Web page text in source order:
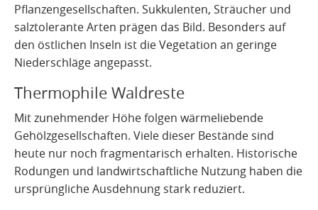
Pflanzengesellschaften. Sukkulenten, Sträucher und
salztolerante Arten prägen das Bild. Besonders auf
den östlichen Inseln ist die Vegetation an geringe
Niederschläge angepasst.
Thermophile Waldreste
Mit zunehmender Höhe folgen wärmeliebende
Gehölzgesellschaften. Viele dieser Bestände sind
heute nur noch fragmentarisch erhalten. Historische
Rodungen und landwirtschaftliche Nutzung haben die
ursprüngliche Ausdehnung stark reduziert.